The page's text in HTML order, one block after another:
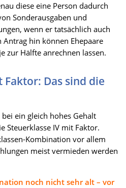
diese eine Person dadurch
Sonderausgaben und
wenn er tatsächlich auch
hin können Ehepaare
zur Hälfte anrechnen lassen.
Faktor: Das sind die
ein gleich hohes Gehalt
Steuerklasse IV mit Faktor.
Kombination vor allem
meist vermieden werden
noch nicht sehr alt – vor